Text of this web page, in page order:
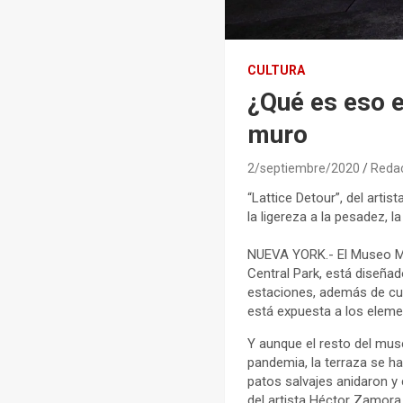
CULTURA
¿Qué es eso
muro
2/septiembre/2020
“Lattice Detour”, del
la ligereza a la pesadez,
NUEVA YORK.- El
Central Park, está
estaciones, además de
está expuesta a los
Y aunque el resto del
pandemia, la terraza se
patos salvajes anidaron